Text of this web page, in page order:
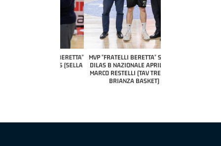
MVP "FRATELLI BERETTA" SAMUEL
DILAS B NAZIONALE APRILE '26 -
MARCO RESTELLI (TAV TREVIGLIO
BRIANZA BASKET)